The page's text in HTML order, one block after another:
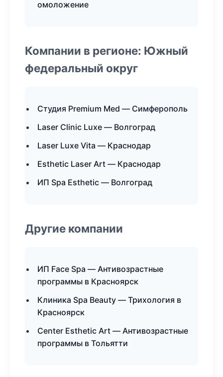
омоложение
Компании в регионе: Южный
федеральный округ
Студия Premium Med — Симферополь
Laser Clinic Luxe — Волгоград
Laser Luxe Vita — Краснодар
Esthetic Laser Art — Краснодар
ИП Spa Esthetic — Волгоград
Другие компании
ИП Face Spa — Антивозрастные
программы в Красноярск
Клиника Spa Beauty — Трихология в
Красноярск
Center Esthetic Art — Антивозрастные
программы в Тольятти